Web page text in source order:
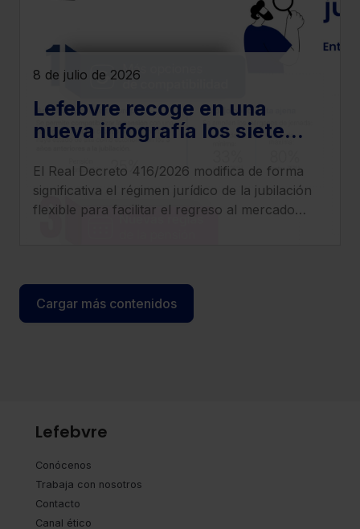
8 de julio de 2026
Lefebvre recoge en una
nueva infografía los siete
introduce el Real Decreto
416/2026
El Real Decreto 416/2026 modifica de forma
significativa el régimen jurídico de la jubilación
flexible para facilitar el regreso al mercado
determinados complementos.
Cargar más contenidos
Lefebvre
Conócenos
Trabaja con nosotros
Contacto
Canal ético